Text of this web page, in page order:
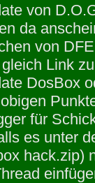
von
da
von
Link
DosBox
für
es unter
hack.zip)